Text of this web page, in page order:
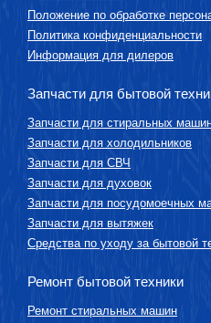
Положение по обработке
Политика конфиденциальности
Информация для дилеров
Запчасти для бытовой
Запчасти для стиральных
Запчасти для холодильников
Запчасти для СВЧ
Запчасти для духовок
Запчасти для посудомоечных
Запчасти для вытяжек
Средства по уходу за бытовой
Ремонт бытовой техники
Ремонт стиральных машин